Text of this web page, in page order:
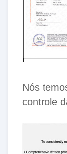
Nós
controle